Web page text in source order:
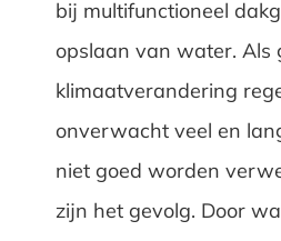
bij multifunctioneel
opslaan van water. Als
klimaatverandering
onverwacht veel en
niet goed worden
zijn het gevolg. Door